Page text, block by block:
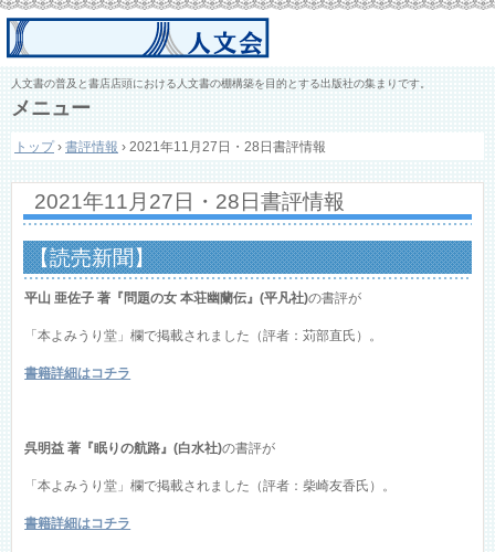
人文書の普及と書店店頭における人文書の棚構築を目的とする出版社の集まりです。
メニュー
ン
ン
へ
ス
キ
トップ › 書評情報 › 2021年11月27日・28日書評情報
2021年11月27日・28日書評情報
【読売新聞】
平山 亜佐子 著『問題の女 本荘幽蘭伝』(平凡社)の書評が
「本よみうり堂」欄で掲載されました（評者：苅部直氏）。
書籍詳細はコチラ
呉明益 著『眠りの航路』(白水社)の書評が
「本よみうり堂」欄で掲載されました（評者：柴崎友香氏）。
書籍詳細はコチラ